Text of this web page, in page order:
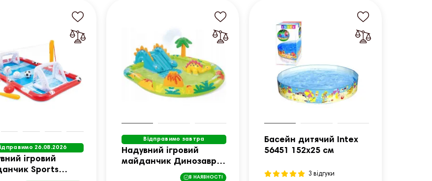
26.08.2026
ігровий
Sports
Відправимо завтра
Надувний ігровий
майданчик Динозаври
Intex 57166 191x152x58
В НАЯВНОСТІ
Басейн дитячий Intex
56451 152x25 см
3 відгуки